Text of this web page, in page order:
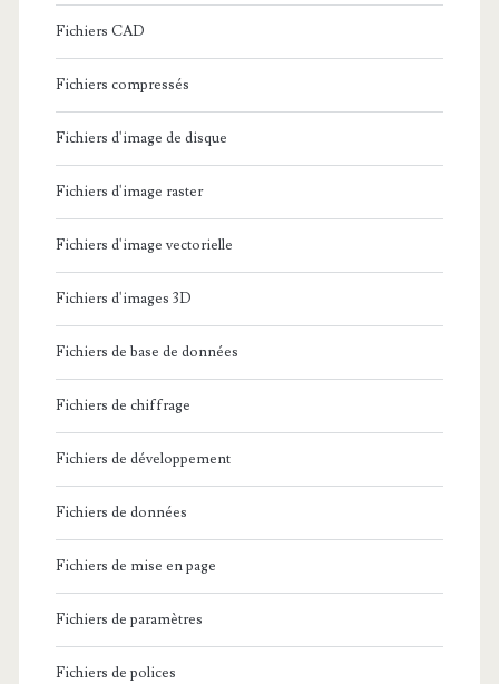
Fichiers CAD
Fichiers compressés
Fichiers d'image de disque
Fichiers d'image raster
Fichiers d'image vectorielle
Fichiers d'images 3D
Fichiers de base de données
Fichiers de chiffrage
Fichiers de développement
Fichiers de données
Fichiers de mise en page
Fichiers de paramètres
Fichiers de polices